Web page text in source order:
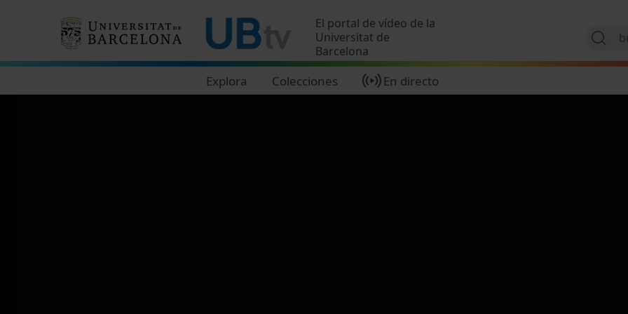
El portal de vídeo de la
Universitat de
Barcelona
Explora Colecciones En directo